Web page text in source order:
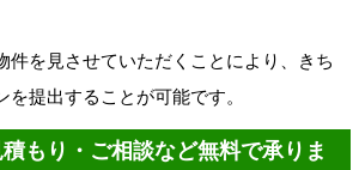
件を見させていただくことにより、きち
を提出することが可能です。
もり・ご相談など無料で承りま